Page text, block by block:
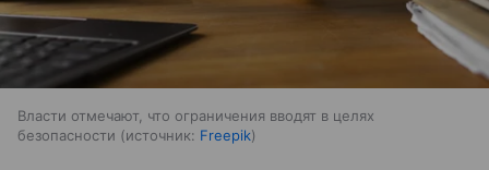
Власти отмечают, что ограничения вводят в целях
безопасности
источник: Freepik